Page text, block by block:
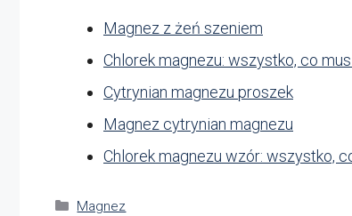
Magnez z żeń szeniem
Chlorek magnezu: wszystko, co
Cytrynian magnezu proszek
Magnez cytrynian magnezu
Chlorek magnezu wzór: wszystko,
Kategorie
Magnez